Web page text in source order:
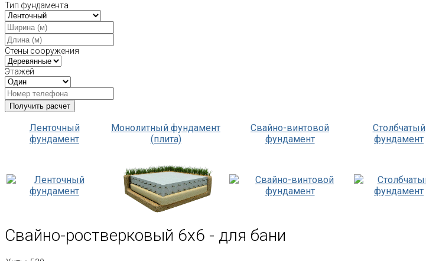
Тип фундамента
Стены сооружения
Этажей
Ленточный
фундамент
Монолитный фундамент
(плита)
Свайно-винтовой
фундамент
Столбчатый
фундамент
Свайно-ростверковый 6х6 - для бани